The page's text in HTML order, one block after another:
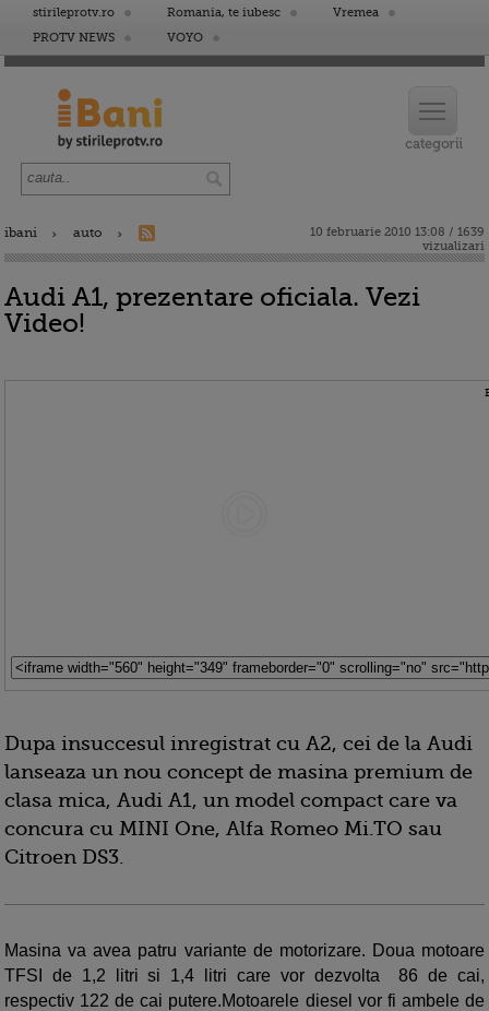
stirileprotv.ro Romania, te iubesc
Vremea
PROTV NEWS
VOYO
ibani auto
10 februarie 2010 13:08 / 1639
vizualizari
Audi A1, prezentare oficiala. Vezi
Video!
Dupa insuccesul inregistrat cu A2, cei de la Audi
lanseaza un nou concept de masina premium de
clasa mica, Audi A1, un model compact care va
concura cu MINI One, Alfa Romeo Mi.TO sau
Citroen DS3.
Masina va avea patru variante de motorizare. Doua motoare
TFSI de 1,2 litri si 1,4 litri care vor dezvolta 86 de cai,
respectiv 122 de cai putere.Motoarele diesel vor fi ambele de